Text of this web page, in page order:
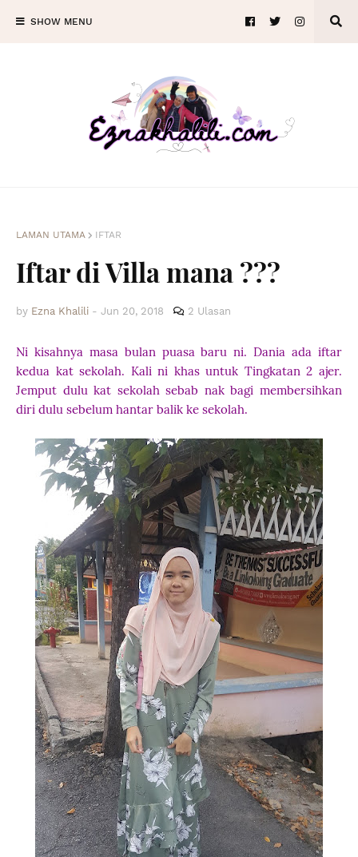
SHOW MENU
LAMAN UTAMA IFTAR
Iftar di Villa mana ???
by Ezna Khalili - Jun 20, 2018 2 Ulasan
Ni kisahnya masa bulan puasa baru ni. Dania ada iftar
kedua kat sekolah. Kali ni khas untuk Tingkatan 2 ajer.
Jemput dulu kat sekolah sebab nak bagi membersihkan
diri dulu sebelum hantar balik ke sekolah.